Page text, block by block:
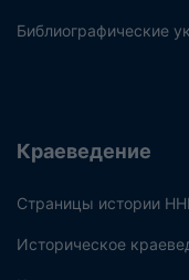
Библиографические
Краеведение
Страницы истории
Историческое